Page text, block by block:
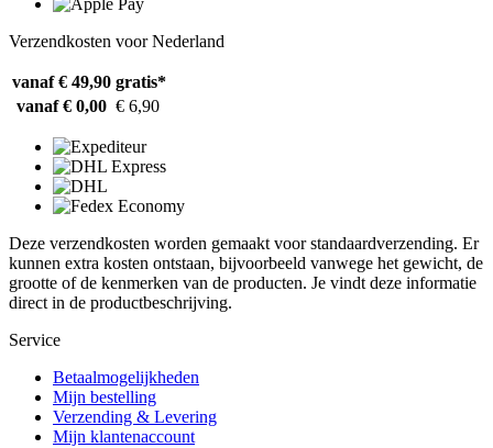
Verzendkosten voor Nederland
vanaf € 49,90 gratis*
vanaf € 0,00 € 6,90
Deze verzendkosten worden gemaakt voor standaardverzending. Er
kunnen extra kosten ontstaan, bijvoorbeeld vanwege het gewicht, de
grootte of de kenmerken van de producten. Je vindt deze informatie
direct in de productbeschrijving.
Service
Betaalmogelijkheden
Mijn bestelling
Verzending & Levering
Mijn klantenaccount